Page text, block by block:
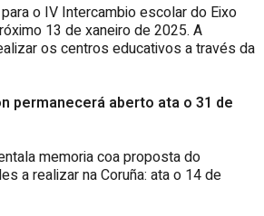
o IV Intercambio escolar do Eixo
13 de xaneiro de 2025. A
os centros educativos a través da
permanecerá aberto ata o 31 de
memoria coa proposta do
a realizar na Coruña: ata o 14 de